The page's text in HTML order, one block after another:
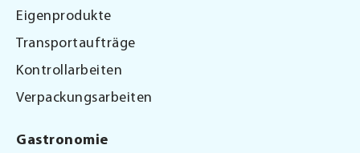
Eigenprodukte
Transportaufträge
Kontrollarbeiten
Verpackungsarbeiten
Gastronomie